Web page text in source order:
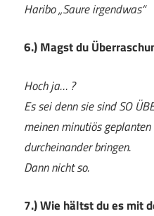
Haribo „Saure irgendwas“
6.) Magst du
Hoch ja… ?
Es sei denn sie sind SO
meinen minutiös
durcheinander bringen.
Dann nicht so.
7.) Wie hältst du es mit